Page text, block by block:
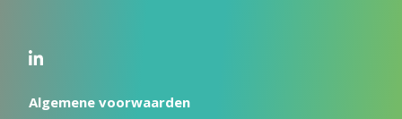
Algemene voorwaarden